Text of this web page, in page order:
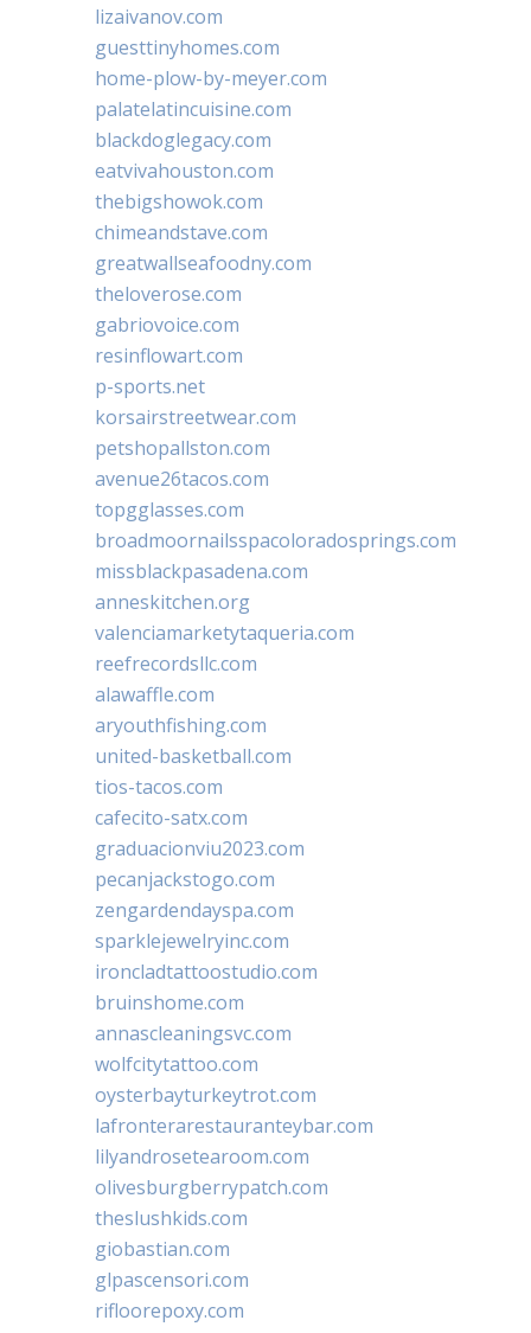
lizaivanov.com
guesttinyhomes.com
home-plow-by-meyer.com
palatelatincuisine.com
blackdoglegacy.com
eatvivahouston.com
thebigshowok.com
chimeandstave.com
greatwallseafoodny.com
theloverose.com
gabriovoice.com
resinflowart.com
p-sports.net
korsairstreetwear.com
petshopallston.com
avenue26tacos.com
topgglasses.com
broadmoornailsspacoloradosprings.com
missblackpasadena.com
anneskitchen.org
valenciamarketytaqueria.com
reefrecordsllc.com
alawaffle.com
aryouthfishing.com
united-basketball.com
tios-tacos.com
cafecito-satx.com
graduacionviu2023.com
pecanjackstogo.com
zengardendayspa.com
sparklejewelryinc.com
ironcladtattoostudio.com
bruinshome.com
annascleaningsvc.com
wolfcitytattoo.com
oysterbayturkeytrot.com
lafronterarestauranteybar.com
lilyandrosetearoom.com
olivesburgberrypatch.com
theslushkids.com
giobastian.com
glpascensori.com
rifloorepoxy.com